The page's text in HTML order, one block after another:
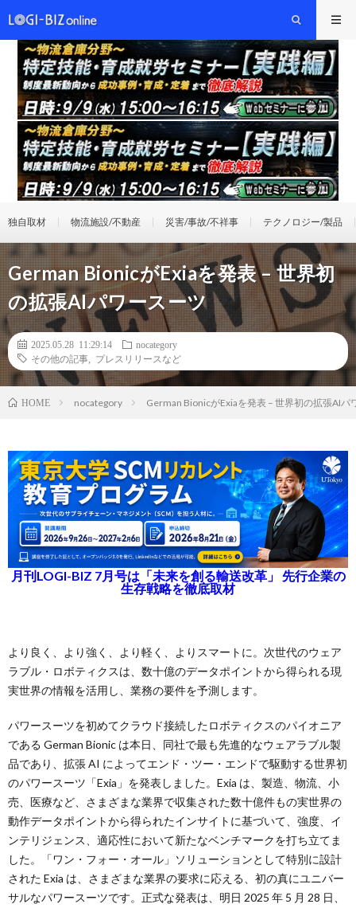
独自取材 物流施設/不動産 災害/事故/不祥事 テクノロジー/製品
German BionicがExiaを発表 – 世界初
の拡張AIパワースーツ
2025.05.28 11:29:14
nocategory
その他の記事
プレスリリースなど
HOME nocategory German BionicがExiaを発表 – 世界初の拡張AIパ
月刊LOGI-BIZ 7月号は「未来を創る輸送改革」 先行企業の
生存戦略を徹底取材
より良く、より強く、より軽く、よりスマートに。次世代のウェア
ラブル・ロボティクスは、数十億のデータポイントから得られる現
実世界の情報を活用し、業務の要件を予測します。
パワースーツを初めてクラウド接続したロボティクスのパイオニア
である German Bionic は本日、同社で最も先進的なウェアラブル製
品であり、拡張 AI によってエンド・ツー・エンドで駆動する世界初
のパワースーツ「Exia」を発表しました。Exia は、製造、物流、小
売、医療など、さまざまな業界で収集された数十億件もの実世界の
動作データポイントから得られたインサイトに基づいて、強度、イ
ンテリジェンス、適応性において新たなベンチマークを打ち立てま
した。「ワン・フォー・オール」ソリューションとして特別に設計
された Exia は、さまざまな業界の要求に応える、初の真にユニバー
サルなパワースーツです。正式な発表は、明日 2025 年 5 月 28 日、